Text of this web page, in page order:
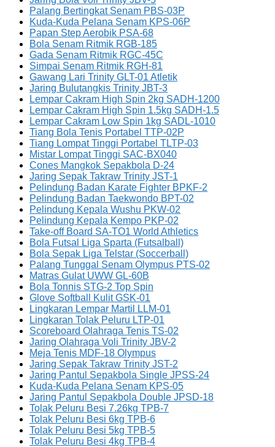
Palang Bertingkat Senam PBS-03P
Kuda-Kuda Pelana Senam KPS-06P
Papan Step Aerobik PSA-68
Bola Senam Ritmik RGB-185
Gada Senam Ritmik RGC-45C
Simpai Senam Ritmik RGH-81
Gawang Lari Trinity GLT-01 Atletik
Jaring Bulutangkis Trinity JBT-3
Lempar Cakram High Spin 2kg SADH-1200
Lempar Cakram High Spin 1.5kg SADH-1.5
Lempar Cakram Low Spin 1kg SADL-1010
Tiang Bola Tenis Portabel TTP-02P
Tiang Lompat Tinggi Portabel TLTP-03
Mistar Lompat Tinggi SAC-BX040
Cones Mangkok Sepakbola D-24
Jaring Sepak Takraw Trinity JST-1
Pelindung Badan Karate Fighter BPKF-2
Pelindung Badan Taekwondo BPT-02
Pelindung Kepala Wushu PKW-02
Pelindung Kepala Kempo PKP-02
Take-off Board SA-TO1 World Athletics
Bola Futsal Liga Sparta (Futsalball)
Bola Sepak Liga Telstar (Soccerball)
Palang Tunggal Senam Olympus PTS-02
Matras Gulat UWW GL-60B
Bola Tonnis STG-2 Top Spin
Glove Softball Kulit GSK-01
Lingkaran Lempar Martil LLM-01
Lingkaran Tolak Peluru LTP-01
Scoreboard Olahraga Tenis TS-02
Jaring Olahraga Voli Trinity JBV-2
Meja Tenis MDF-18 Olympus
Jaring Sepak Takraw Trinity JST-2
Jaring Pantul Sepakbola Single JPSS-24
Kuda-Kuda Pelana Senam KPS-05
Jaring Pantul Sepakbola Double JPSD-18
Tolak Peluru Besi 7.26kg TPB-7
Tolak Peluru Besi 6kg TPB-6
Tolak Peluru Besi 5kg TPB-5
Tolak Peluru Besi 4kg TPB-4